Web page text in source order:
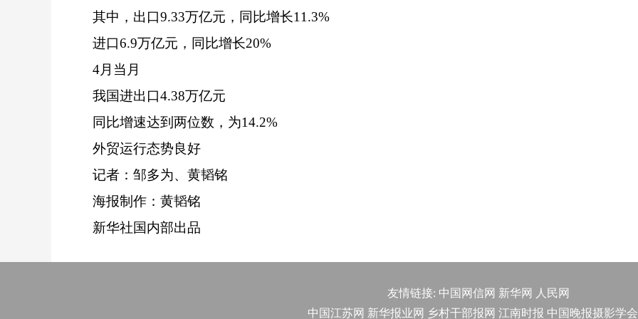
其中，出口9.33万亿元，同比增长11.3%
进口6.9万亿元，同比增长20%
4月当月
我国进出口4.38万亿元
同比增速达到两位数，为14.2%
外贸运行态势良好
记者：邹多为、黄韬铭
海报制作：黄韬铭
新华社国内部出品
友情链接: 中国网信网 新华网 人民网
中国江苏网 新华报业网 乡村干部报网 江南时报 中国晚报摄影学